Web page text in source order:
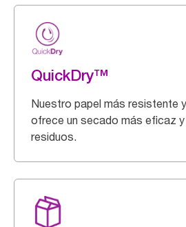
QuickDry™
Nuestro papel más resistente
ofrece un secado más eficaz
residuos.